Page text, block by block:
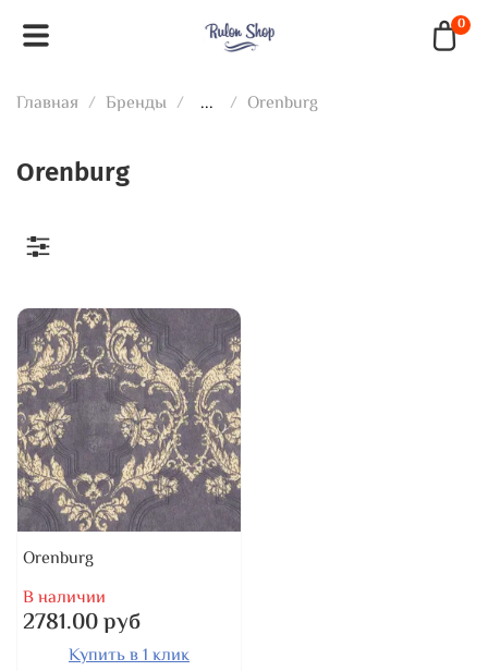
0
Главная Бренды ... Orenburg
Orenburg
Orenburg
В наличии
2781.00 руб
Купить в 1 клик